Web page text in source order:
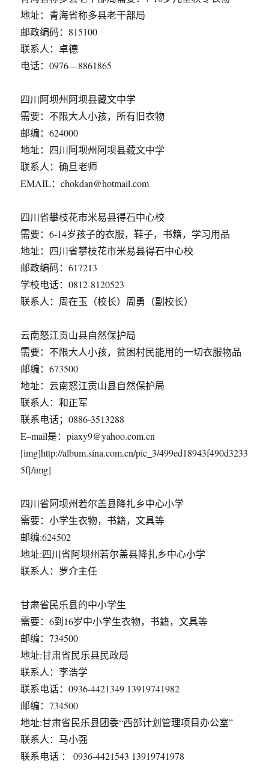
地址：青海省称多县老干部局
邮政编码：815100
联系人：卓德
电话：0976—8861865
四川阿坝州阿坝县藏文中学
需要：不限大人小孩，所有旧衣物
邮编：624000
地址：四川阿坝州阿坝县藏文中学
联系人：确旦老师
EMAIL：chokdan@hotmail.com
四川省攀枝花市米易县得石中心校
需要：6-14岁孩子的衣服，鞋子，书籍，学习用品
地址：四川省攀枝花市米易县得石中心校
邮政编码：617213
学校电话：0812-8120523
联系人：周在玉（校长）周勇（副校长）
云南怒江贡山县自然保护局
需要：不限大人小孩，贫困村民能用的一切衣服物品
邮编：673500
地址：云南怒江贡山县自然保护局
联系人：和正军
联系电话；0886-3513288
E–mail是：piaxy9@yahoo.com.cn
[img]http://album.sina.com.cn/pic_3/499ed18943f490d3233
5f[/img]
四川省阿坝州若尔盖县降扎乡中心小学
需要：小学生衣物，书籍，文具等
邮编:624502
地址:四川省阿坝州若尔盖县降扎乡中心小学
联系人：罗介主任
甘肃省民乐县的中小学生
需要：6到16岁中小学生衣物，书籍，文具等
邮编：734500
地址:甘肃省民乐县民政局
联系人：李浩学
联系电话：0936-4421349 13919741982
邮编：734500
地址:甘肃省民乐县团委“西部计划管理项目办公室”
联系人：马小强
联系电话 ： 0936-4421543 13919741978